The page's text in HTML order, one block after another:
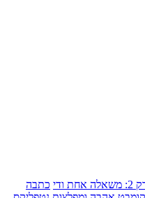
כתבה